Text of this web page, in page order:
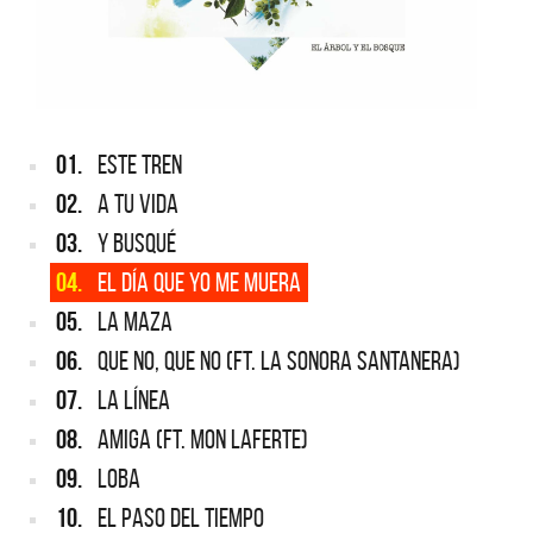
01. ESTE TREN
02. A TU VIDA
03. Y BUSQUÉ
04. EL DÍA QUE YO ME MUERA
05. LA MAZA
06. QUE NO, QUE NO (FT. LA SONORA SANTANERA)
07. LA LÍNEA
08. AMIGA (FT. MON LAFERTE)
09. LOBA
10. EL PASO DEL TIEMPO